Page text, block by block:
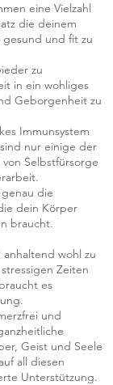
eine Vielzahl
die deinem
und fit zu
zu
in ein wohliges
Geborgenheit zu
Immunsystem
nur einige der
Selbstfürsorge
die
dein Körper
braucht.
wohl zu
Zeiten
es
und
Geist und Seele
all diesen
Unterstützung.